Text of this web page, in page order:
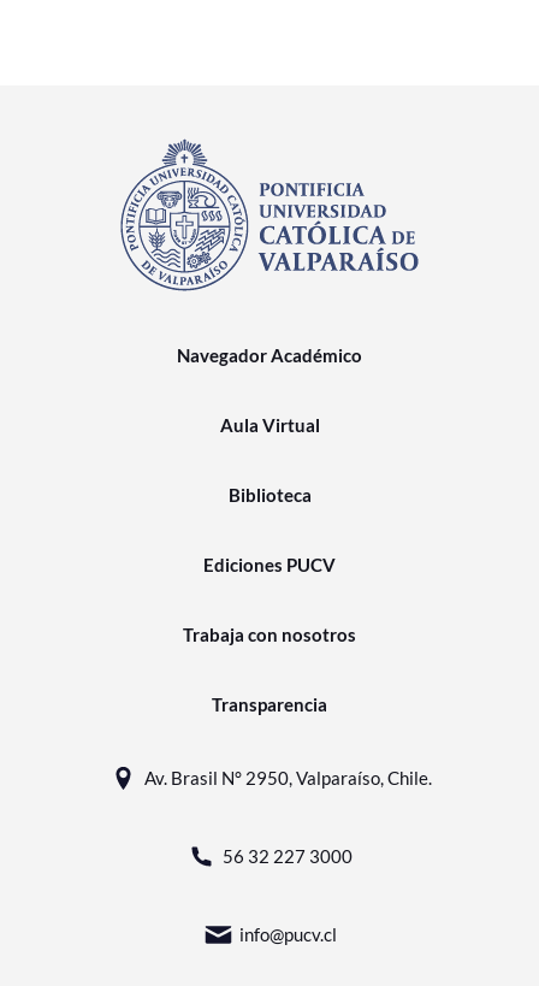
Navegador Académico
Aula Virtual
Biblioteca
Ediciones PUCV
Trabaja con nosotros
Transparencia
Av. Brasil N° 2950, Valparaíso, Chile.
56 32 227 3000
info@pucv.cl